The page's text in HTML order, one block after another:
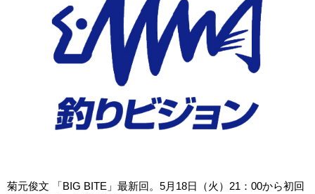
菊元俊文 「BIG BITE」最新回。5月18日（火）21：00から初回